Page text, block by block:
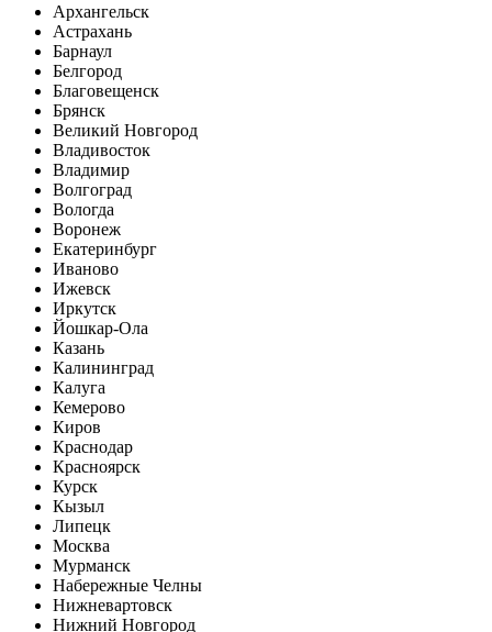
Архангельск
Астрахань
Барнаул
Белгород
Благовещенск
Брянск
Великий Новгород
Владивосток
Владимир
Волгоград
Вологда
Воронеж
Екатеринбург
Иваново
Ижевск
Иркутск
Йошкар-Ола
Казань
Калининград
Калуга
Кемерово
Киров
Краснодар
Красноярск
Курск
Кызыл
Липецк
Москва
Мурманск
Набережные Челны
Нижневартовск
Нижний Новгород